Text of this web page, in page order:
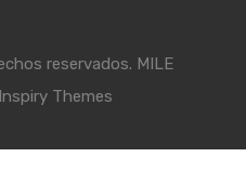
reservados. MILE
Inspiry Themes